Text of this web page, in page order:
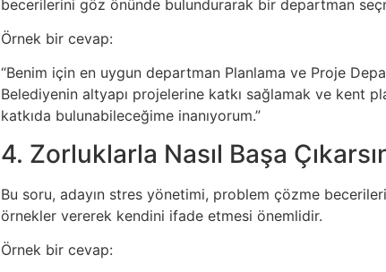
becerilerini göz önünde bulundurarak bir departman
Örnek bir cevap:
“Benim için en uygun departman Planlama ve Proje
Belediyenin altyapı projelerine katkı sağlamak ve kent
katkıda bulunabileceğime inanıyorum.”
4. Zorluklarla Nasıl Başa
Bu soru, adayın stres yönetimi, problem çözme
örnekler vererek kendini ifade etmesi önemlidir.
Örnek bir cevap: